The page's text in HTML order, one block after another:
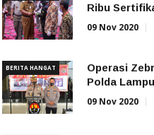
Ribu
09 Nov 2020
BERITA HANGAT
Operasi
Polda
09 Nov 2020